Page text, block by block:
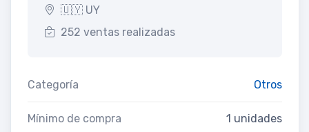
🇺🇾 UY
252 ventas realizadas
Categoría Otros
Mínimo de compra 1 unidades